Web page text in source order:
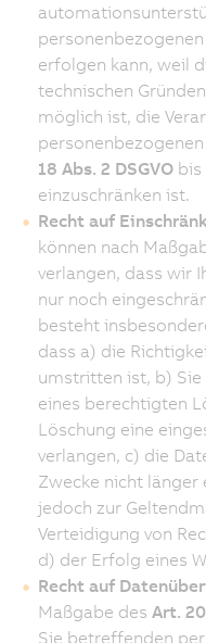
erfolgen kann, weil
technischen
möglich ist, die
18 Abs. 2 DSGVO bis
einzuschränken ist.
Recht auf
können nach
verlangen, dass wir
nur noch
besteht
dass a) die
umstritten ist, b) Sie
eines berechtigten
Löschung eine
verlangen, c) die
Zwecke nicht länger
jedoch zur
Verteidigung von
d) der Erfolg eines
Recht auf
Maßgabe des Art.
Sie betreffenden